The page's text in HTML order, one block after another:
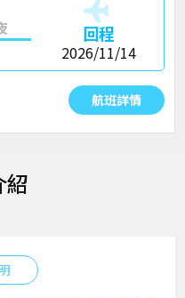
回程
2026/11/14
航班詳情
紹